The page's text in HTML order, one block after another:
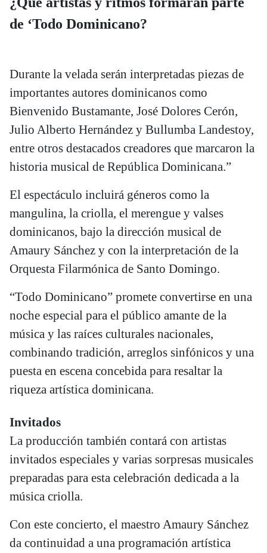
de ‘Todo Dominicano?
Durante la velada serán interpretadas piezas de
importantes autores dominicanos como
Bienvenido Bustamante, José Dolores Cerón,
Julio Alberto Hernández y Bullumba Landestoy,
entre otros destacados creadores que marcaron la
historia musical de República Dominicana.”
El espectáculo incluirá géneros como la
mangulina, la criolla, el merengue y valses
dominicanos, bajo la dirección musical de
Amaury Sánchez y con la interpretación de la
Orquesta Filarmónica de Santo Domingo.
“Todo Dominicano” promete convertirse en una
noche especial para el público amante de la
música y las raíces culturales nacionales,
combinando tradición, arreglos sinfónicos y una
puesta en escena concebida para resaltar la
riqueza artística dominicana.
Invitados
La producción también contará con artistas
invitados especiales y varias sorpresas musicales
preparadas para esta celebración dedicada a la
música criolla.
Con este concierto, el maestro Amaury Sánchez
da continuidad a una programación artística